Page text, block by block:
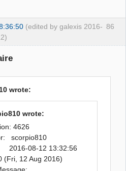
86
(edited by galexis 2016-
wrote:
wrote:
4626
scorpio810
2016-08-12 13:32:56
(Fri, 12 Aug 2016)